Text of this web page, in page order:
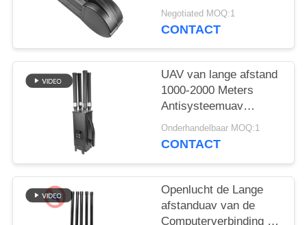
Hommelmoordenaar
van WIFI5.8G 2.4G
Negotiated MOQ:1
CONTACT
UAV van lange afstand
1000-2000 Meters
Antisysteemuav
Hommelstoorzender
voor Mavic3 Mavic2
Onderhandelbaar MOQ:1
CONTACT
Openlucht de Lange
afstanduav van de
Computerverbinding de